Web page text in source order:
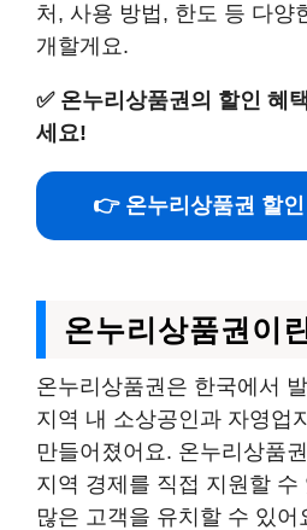
처, 사용 방법, 한도 등 다양
개할게요.
✅ 온누리상품권의 할인 혜
세요!
👉 온누리상품권 할인
온누리상품권이
온누리상품권은 한국에서
지역 내 소상공인과 자영업
만들어졌어요. 온누리상품
지역 경제를 직접 지원할 수
많은 고객을 유치할 수 있어